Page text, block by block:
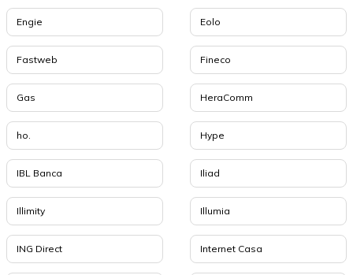
Engie Eolo
Fastweb Fineco
Gas HeraComm
ho. Hype
IBL Banca Iliad
Illimity Illumia
ING Direct Internet Casa